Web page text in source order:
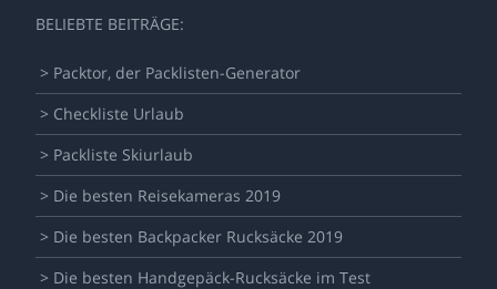
BELIEBTE BEITRÄGE:
> Packtor, der Packlisten-Generator
> Checkliste Urlaub
> Packliste Skiurlaub
> Die besten Reisekameras 2019
> Die besten Backpacker Rucksäcke 2019
> Die besten Handgepäck-Rucksäcke im Test